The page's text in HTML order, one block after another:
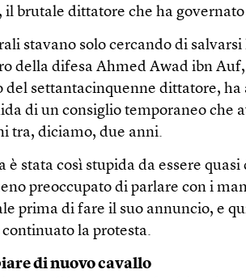
il brutale dittatore che ha
stavano solo cercando di
della difesa Ahmed Awad ibn
del settantacinquenne dittatore, ha
di un consiglio temporaneo che
tra, diciamo, due anni.
è stata così stupida da essere
preoccupato di parlare con i
prima di fare il suo annuncio, e
la protesta.
di nuovo cavallo